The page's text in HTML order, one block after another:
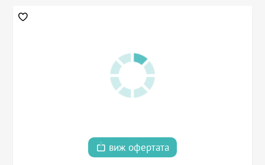
виж офертата